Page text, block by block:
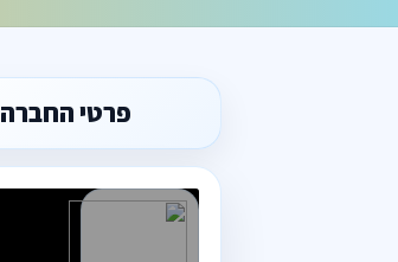
פרטי החברה